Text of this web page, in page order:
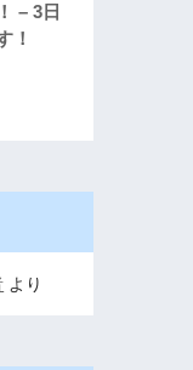
– 3日
！
より